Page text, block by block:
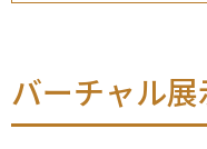
バーチャル展